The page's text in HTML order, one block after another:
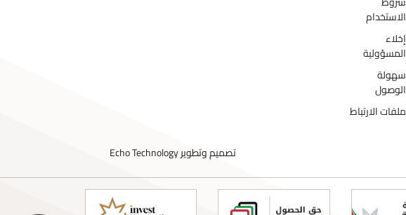
الاستخدام
إخلاء
المسؤولية
سهولة
الوصول
ملفات الارتباط
تصميم وتطويرEcho Technology